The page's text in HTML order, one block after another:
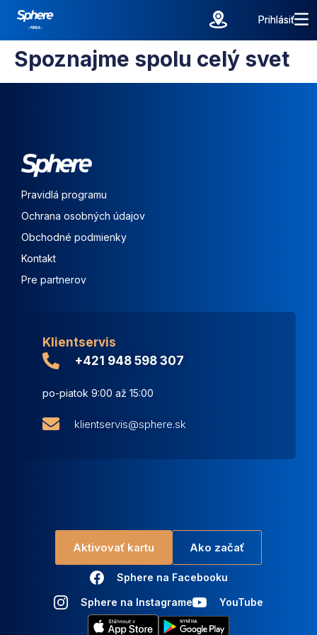
Prihlásiť
Prihlásiť
Spoznajme spolu celý svet
Klientservis
+421 948 598 307
po-piatok 9:00 až 15:00
klientservis@sphere.sk
Pravidlá programu
Ochrana osobných údajov
Obchodné podmienky
Kontakt
Pre partnerov
Aktivovať kartu Ako začať
Sphere na Facebooku
Sphere na Instagrame YouTube